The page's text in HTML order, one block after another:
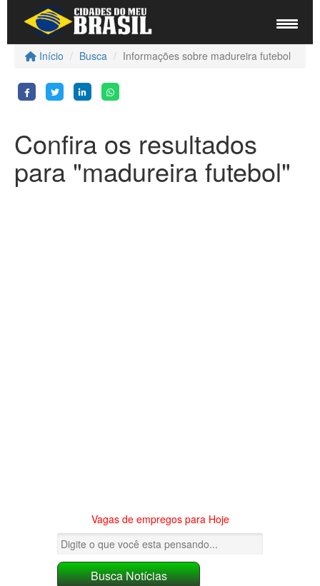
Início Busca Informações sobre madureira futebol
Confira os resultados
para "madureira futebol"
Vagas de empregos para Hoje